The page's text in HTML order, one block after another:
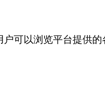
可以浏览平台提供